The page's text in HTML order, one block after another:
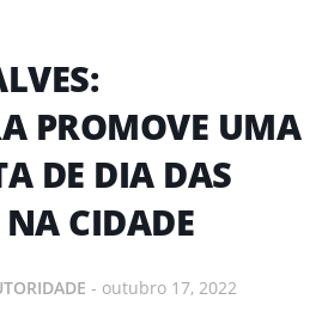
PROMOVE UMA
DE DIA DAS
CIDADE
- outubro 17, 2022